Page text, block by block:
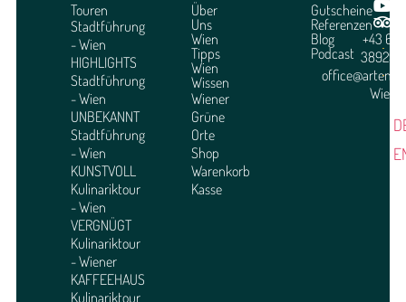
Touren
Stadtführung
- Wien
HIGHLIGHTS
Stadtführung
- Wien
UNBEKANNT
Stadtführung
- Wien
KUNSTVOLL
Kulinariktour
- Wien
VERGNÜGT
Kulinariktour
- Wiener
KAFFEEHAUS
Kulinariktour
Über
Uns
Wien
Tipps
Wien
Wissen
Wiener
Grüne
Orte
Shop
Warenkorb
Kasse
Gutscheine
Referenzen
Blog
Podcast
+43 664
3892951
Wien